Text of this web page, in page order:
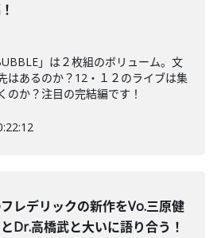
」は２枚組のボリューム。文
はあるのか？12・１２のライブは集
のか？注目の完結編です！
レデリックの新作をVo.三原健
Dr.高橋武と大いに語り合う！